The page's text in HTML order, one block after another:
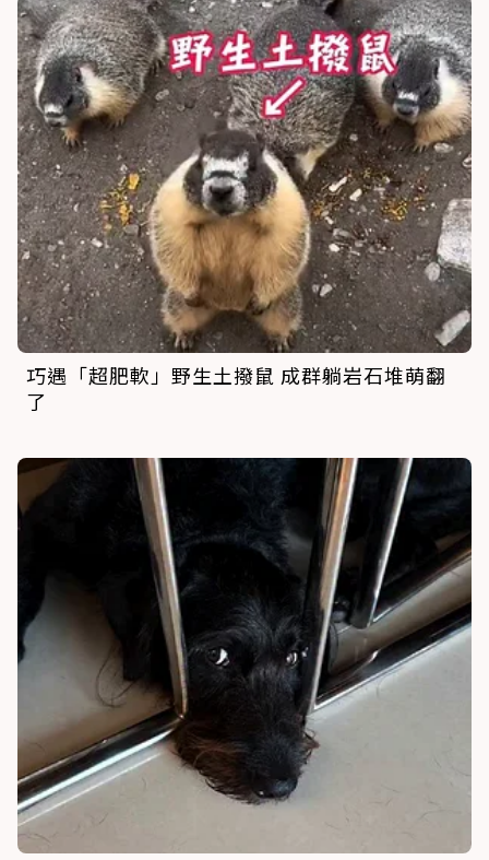
巧遇「超肥軟」野生土撥鼠 成群躺岩石堆萌翻
了